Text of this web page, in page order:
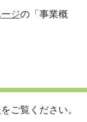
ジの「事業概
をご覧ください。